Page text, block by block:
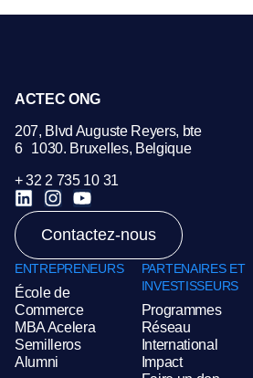
ACTEC ONG
207, Blvd Auguste Reyers, bte
6 1030. Bruxelles, Belgique
+ 32 2 735 10 31
Contactez-nous
ENTREPRENEURS
École de
Commerce
MBA Acelera
Semilleros
Alumni
PARTENAIRES ET
INVESTISSEURS
Programmes
Réseau
International
Impact